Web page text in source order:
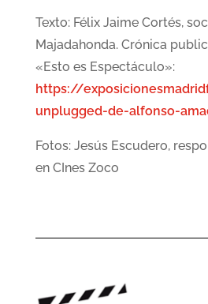
Texto: Félix Jaime Cortés,
Majadahonda. Crónica
«Esto es Espectáculo»:
https://
unplugged-de-alfonso-
Fotos: Jesús Escudero,
en CInes Zoco